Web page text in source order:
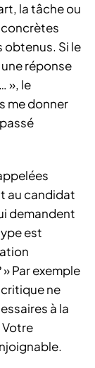
la tâche ou
concrètes
obtenus. Si le
réponse
», le
me donner
au candidat
demandent
est
Par exemple
critique ne
à la